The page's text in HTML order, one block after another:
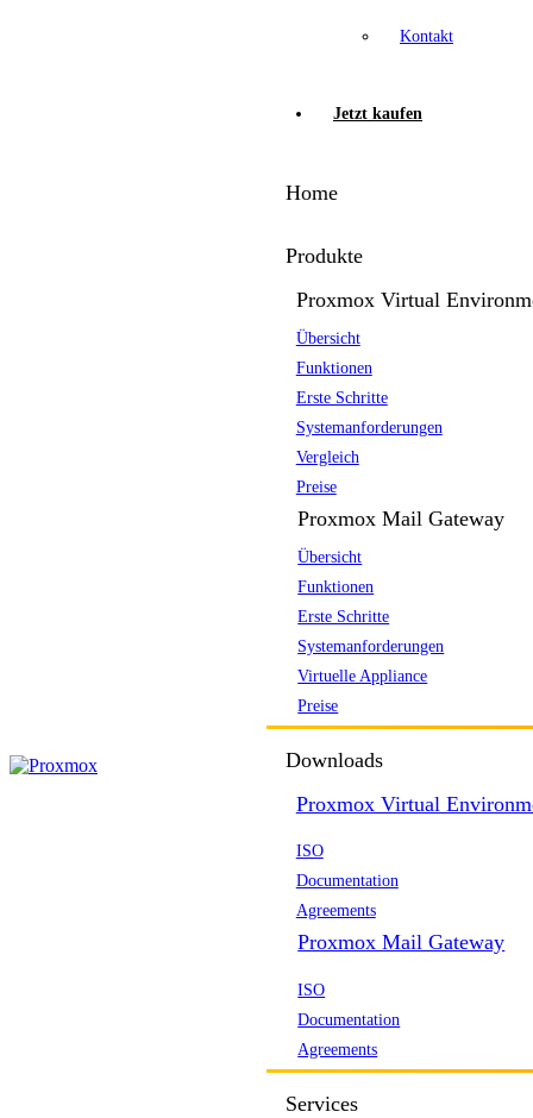
Kontakt
Jetzt kaufen
Home
Produkte
Proxmox Virtual
Übersicht
Funktionen
Erste Schritte
Systemanforderungen
Vergleich
Preise
Proxmox Mail Gateway
Übersicht
Funktionen
Erste Schritte
Systemanforderungen
Virtuelle Appliance
Preise
Downloads
Proxmox Virtual
ISO
Documentation
Agreements
Proxmox Mail Gateway
ISO
Documentation
Agreements
Services